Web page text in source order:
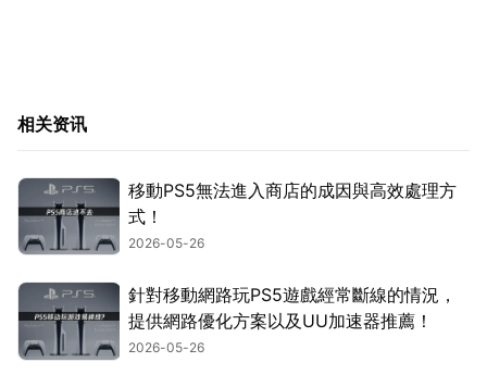
相关资讯
移動PS5無法進入商店的成因與高效處理方
式！
2026-05-26
針對移動網路玩PS5遊戲經常斷線的情況，
提供網路優化方案以及UU加速器推薦！
2026-05-26